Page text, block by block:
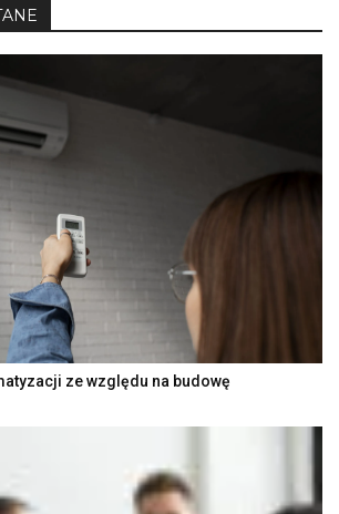
ze względu na budowę